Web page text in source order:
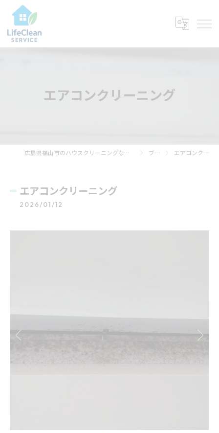
エアコンクリーニング
広島県福山市のハウスクリーニングならライフ・クリーン・サービス ブログ エアコンクリーニング
エアコンクリーニング
2026/01/12